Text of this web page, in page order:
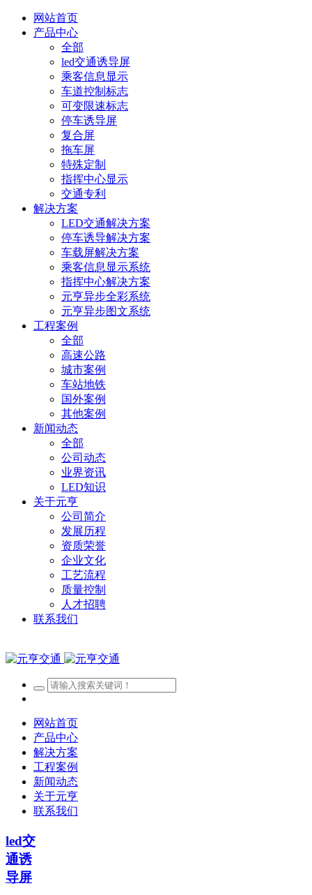
网站首页
产品中心
全部
led交通诱导屏
乘客信息显示
车道控制标志
可变限速标志
停车诱导屏
复合屏
拖车屏
特殊定制
指挥中心显示
交通专利
解决方案
LED交通解决方案
停车诱导解决方案
车载屏解决方案
乘客信息显示系统
指挥中心解决方案
元亨异步全彩系统
元亨异步图文系统
工程案例
全部
高速公路
城市案例
车站地铁
国外案例
其他案例
新闻动态
全部
公司动态
业界资讯
LED知识
关于元亨
公司简介
发展历程
资质荣誉
企业文化
工艺流程
质量控制
人才招聘
联系我们
网站首页
产品中心
解决方案
工程案例
新闻动态
关于元亨
联系我们
led交
通诱
导屏